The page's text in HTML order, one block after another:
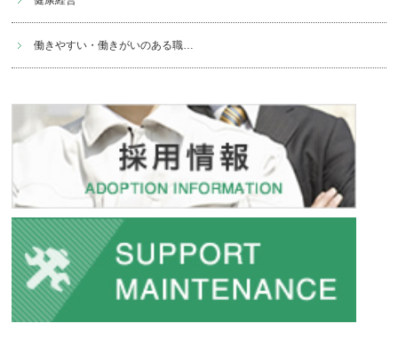
働きやすい・働きがいのある職